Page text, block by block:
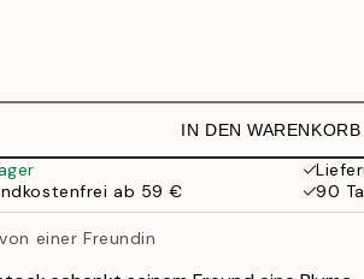
IN DEN
ab 59 €
90
einer Freundin